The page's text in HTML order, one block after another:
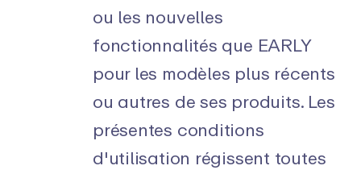
ou les nouvelles
fonctionnalités que EARLY
pour les modèles plus récents
ou autres de ses produits. Les
présentes conditions
d'utilisation régissent toutes